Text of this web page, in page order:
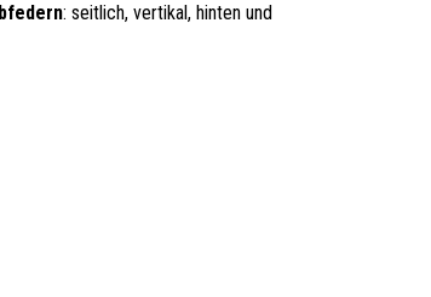
: seitlich, vertikal, hinten und